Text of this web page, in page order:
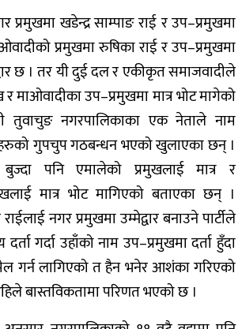
प्रमुखमा खडेन्द्र साम्पाङ राई र उप–प्रमुखमा
प्रमुखमा रुषिका राई र उप–प्रमुखमा
छ । तर यी दुई दल र एकीकृत समाजवादीले
माओवादीका उप–प्रमुखमा मात्र भोट मागेको
नगरपालिकाका एक नेताले नाम
गुपचुप गठबन्धन भएको खुलाएका छन् ।
पनि एमालेको प्रमुखलाई मात्र र
मात्र भोट मागिएको बताएका छन् ।
नगर प्रमुखमा उम्मेद्वार बनाउने पार्टीले
गर्दा उहाँको नाम उप–प्रमुखमा दर्ता हुँदा
गर्न लागिएको त हैन भनेर आशंका गरिएको
बास्तविकतामा परिणत भएको छ ।